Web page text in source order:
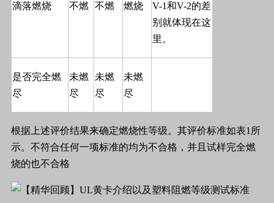
滴落燃烧 不燃 不燃 燃烧
V-1和V-2的差
别就体现在这
里。
是否完全燃
尽
未燃
尽
未燃
尽
未燃
尽
根据上述评价结果来确定燃烧性等级。其评价标准如表1 所
示。不符合任何一项标准的均为不合格，并且试样完全燃
烧的也不合格